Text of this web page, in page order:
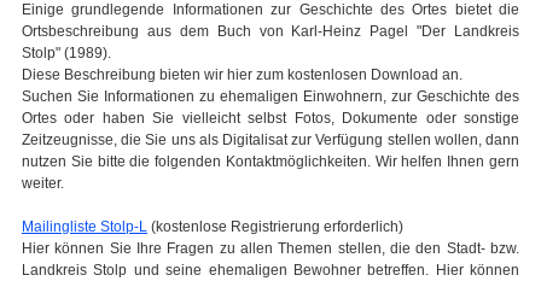
Einige grundlegende Informationen zur Geschichte des Ortes bietet die
Ortsbeschreibung aus dem Buch von Karl-Heinz Pagel "Der Landkreis
Stolp" (1989).
Diese Beschreibung bieten wir hier zum kostenlosen Download an.
Suchen Sie Informationen zu ehemaligen Einwohnern, zur Geschichte des
Ortes oder haben Sie vielleicht selbst Fotos, Dokumente oder sonstige
Zeitzeugnisse, die Sie uns als Digitalisat zur Verfügung stellen wollen, dann
nutzen Sie bitte die folgenden Kontaktmöglichkeiten. Wir helfen Ihnen gern
weiter.
Mailingliste Stolp-L (kostenlose Registrierung erforderlich)
Hier können Sie Ihre Fragen zu allen Themen stellen, die den Stadt- bzw.
Landkreis Stolp und seine ehemaligen Bewohner betreffen. Hier können